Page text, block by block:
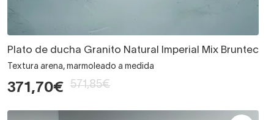
Plato de ducha Granito Natural Imperial Mix Bruntec
Textura arena, marmoleado a medida
371,70€ 571,85€